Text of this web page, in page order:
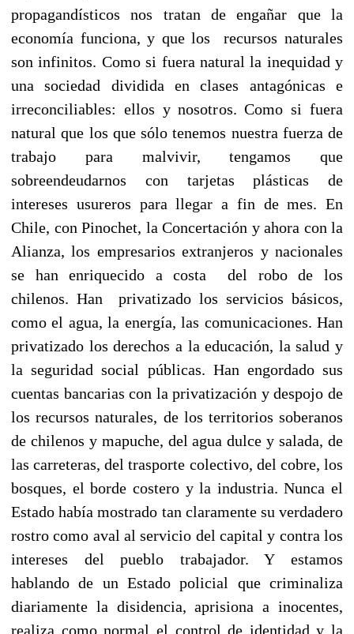
propagandísticos nos tratan de engañar que la
economía funciona, y que los recursos naturales
son infinitos. Como si fuera natural la inequidad y
una sociedad dividida en clases antagónicas e
irreconciliables: ellos y nosotros. Como si fuera
natural que los que sólo tenemos nuestra fuerza de
trabajo para malvivir, tengamos que
sobreendeudarnos con tarjetas plásticas de
intereses usureros para llegar a fin de mes. En
Chile, con Pinochet, la Concertación y ahora con la
Alianza, los empresarios extranjeros y nacionales
se han enriquecido a costa del robo de los
chilenos. Han privatizado los servicios básicos,
como el agua, la energía, las comunicaciones. Han
privatizado los derechos a la educación, la salud y
la seguridad social públicas. Han engordado sus
cuentas bancarias con la privatización y despojo de
los recursos naturales, de los territorios soberanos
de chilenos y mapuche, del agua dulce y salada, de
las carreteras, del trasporte colectivo, del cobre, los
bosques, el borde costero y la industria. Nunca el
Estado había mostrado tan claramente su verdadero
rostro como aval al servicio del capital y contra los
intereses del pueblo trabajador. Y estamos
hablando de un Estado policial que criminaliza
diariamente la disidencia, aprisiona a inocentes,
realiza como normal el control de identidad y la